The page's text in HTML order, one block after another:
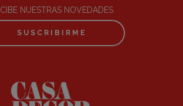
NUESTRAS NOVEDADES
SUSCRIBIRME